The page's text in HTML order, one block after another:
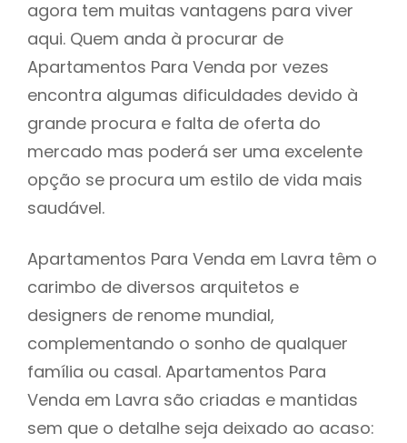
agora tem muitas vantagens para viver
aqui. Quem anda à procurar de
Apartamentos Para Venda por vezes
encontra algumas dificuldades devido à
grande procura e falta de oferta do
mercado mas poderá ser uma excelente
opção se procura um estilo de vida mais
saudável.
Apartamentos Para Venda em Lavra têm o
carimbo de diversos arquitetos e
designers de renome mundial,
complementando o sonho de qualquer
família ou casal. Apartamentos Para
Venda em Lavra são criadas e mantidas
sem que o detalhe seja deixado ao acaso: